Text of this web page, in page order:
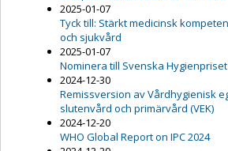
2025-01-07
Tyck till: Stärkt medicinsk
och sjukvård
2025-01-07
Nominera till Svenska Hygienpriset
2024-12-30
Remissversion av Vårdhygienisk
slutenvård och primärvård (VEK)
2024-12-20
WHO Global Report on IPC 2024